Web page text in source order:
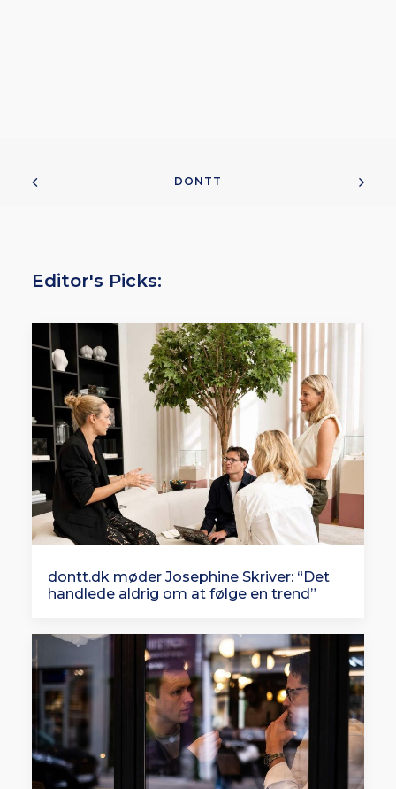
DONTT
Editor's Picks:
dontt.dk møder Josephine Skriver: “Det
handlede aldrig om at følge en trend”